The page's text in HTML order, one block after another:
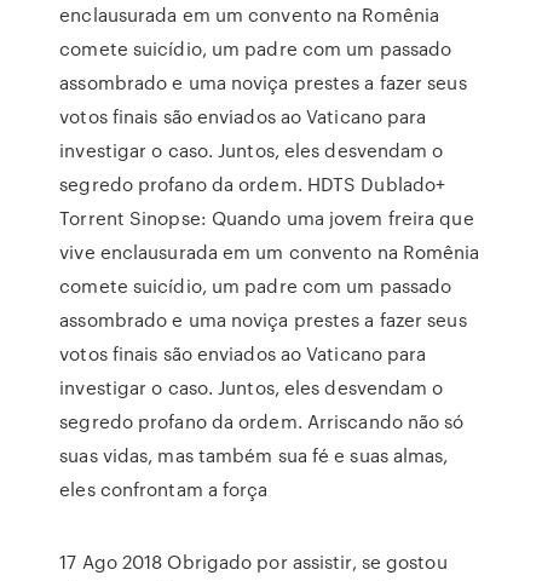
enclausurada em um convento na Romênia
comete suicídio, um padre com um passado
assombrado e uma noviça prestes a fazer seus
votos finais são enviados ao Vaticano para
investigar o caso. Juntos, eles desvendam o
segredo profano da ordem. HDTS Dublado+
Torrent Sinopse: Quando uma jovem freira que
vive enclausurada em um convento na Romênia
comete suicídio, um padre com um passado
assombrado e uma noviça prestes a fazer seus
votos finais são enviados ao Vaticano para
investigar o caso. Juntos, eles desvendam o
segredo profano da ordem. Arriscando não só
suas vidas, mas também sua fé e suas almas,
eles confrontam a força
17 Ago 2018 Obrigado por assistir, se gostou